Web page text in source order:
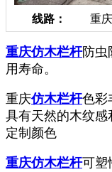
线路： 重
重庆仿木栏杆防虫
用寿命。
重庆仿木栏杆色彩
具有天然的木纹
定制颜色
重庆仿木栏杆可塑